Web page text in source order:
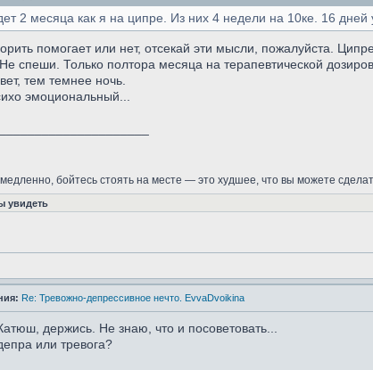
2 месяца как я на ципре. Из них 4 недели на 10ке. 16 дней
помогает или нет, отсекай эти мысли, пожалуйста.
спеши. Только полтора месяца на терапевтической
тем темнее ночь.
эмоциональный...
бойтесь стоять на месте — это худшее, что вы можете
увидеть
Re: Тревожно-депрессивное нечто. EvvaDvoikina
Катюш, держись. Не знаю, что и посоветовать...
или тревога?